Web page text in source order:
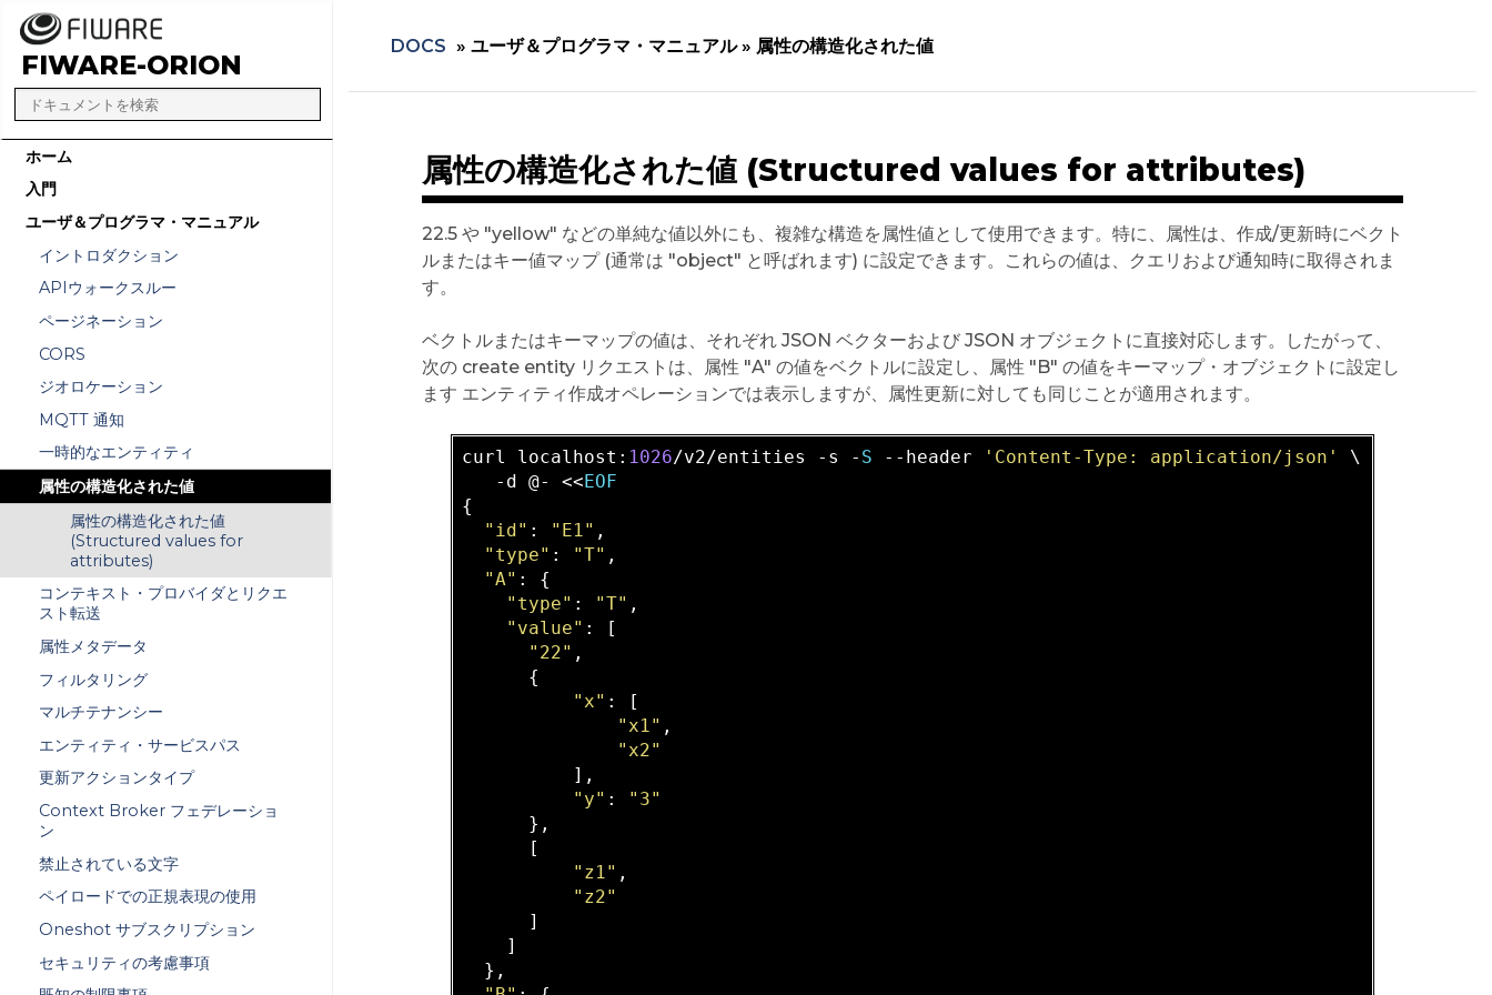
FIWARE-ORION
ホーム
入門
ユーザ＆プログラマ・マニュアル
イントロダクション
APIウォークスルー
ページネーション
CORS
ジオロケーション
MQTT 通知
一時的なエンティティ
属性の構造化された値
属性の構造化された値
(Structured values for
attributes)
コンテキスト・プロバイダとリクエ
スト転送
属性メタデータ
フィルタリング
マルチテナンシー
エンティティ・サービスパス
更新アクションタイプ
Context Broker フェデレーショ
ン
禁止されている文字
ペイロードでの正規表現の使用
Oneshot サブスクリプション
セキュリティの考慮事項
DOCS » ユーザ＆プログラマ・マニュアル » 属性の構造化された値
属性の構造化された値 (Structured values for attributes)
22.5 や "yellow" などの単純な値以外にも、複雑な構造を属性値として使用できます。特に、属性は、作成/更新時にベクト
ルまたはキー値マップ (通常は "object" と呼ばれます) に設定できます。これらの値は、クエリおよび通知時に取得されま
す。
ベクトルまたはキーマップの値は、それぞれ JSON ベクターおよび JSON オブジェクトに直接対応します。したがって、
次の create entity リクエストは、属性 "A" の値をベクトルに設定し、属性 "B" の値をキーマップ・オブジェクトに設定し
ます エンティティ作成オペレーションでは表示しますが、属性更新に対しても同じことが適用されます。
curl localhost : 1026/v2/entities - s - S -- header 'Content-Type: application/json'
\
   -
d @- <<EOF
{
"id" : "E1" ,
"type" : "T" ,
"A" : {
"type" : "T" ,
"value" : [
"22" ,
      {
"x" : [
"x1" ,
"x2"
          ],
"y" : "3"
      },
      [
"z1" ,
"z2"
      ]
    ]
  },